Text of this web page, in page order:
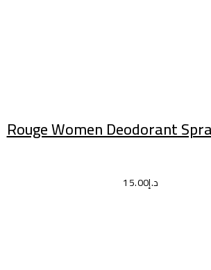
Rouge Women Deodorant
د.إ15.00